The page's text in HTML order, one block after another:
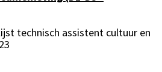
technisch assistent cultuur en